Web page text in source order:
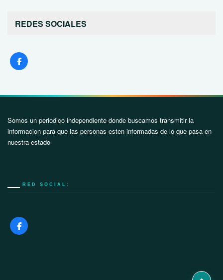
REDES SOCIALES
Somos un periodico independiente donde buscamos transmitir la
informacion para que las personas esten informadas de lo que pasa en
nuestra estado
RED SOCIAL: